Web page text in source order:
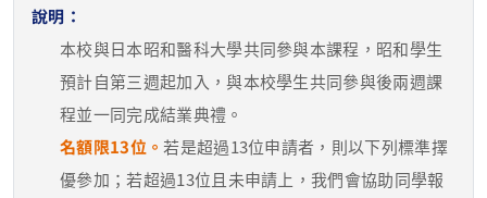
本校與日本昭和醫科大學共同參與本課程，昭和學生
預計自第三週起加入，與本校學生共同參與後兩週課
程並一同完成結業典禮。
名額限13位。若是超過13位申請者，則以下列標準擇
優參加；若超過13位且未申請上，我們會協助同學報